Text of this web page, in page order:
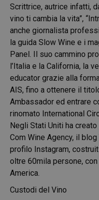
Scrittrice, autrice infatti,
vino ti cambia la vita”,
anche giornalista
la guida Slow Wine e i
Panel. Il suo cammino
l’Italia e la California, la
educator grazie alla
AIS, fino a ottenere il
Ambassador ed entrare
rinomato International
Negli Stati Uniti ha
Com Wine Agency, il
profilo Instagram,
oltre 60mila persone,
America.
Custodi del Vino